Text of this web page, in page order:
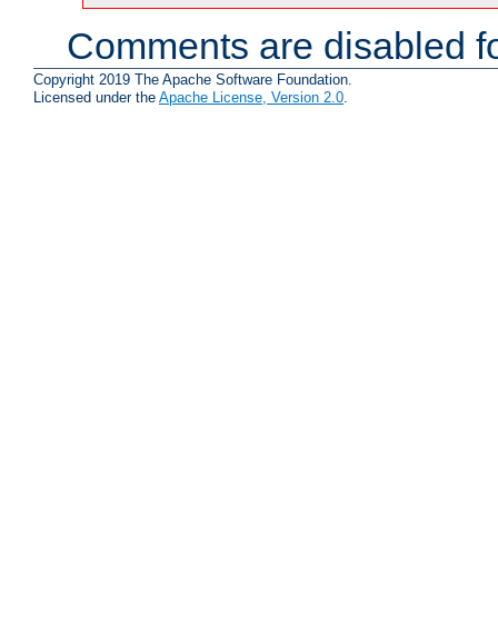
Comments are disabled
Copyright 2019 The Apache Software Foundation.
Licensed under the Apache License, Version 2.0.